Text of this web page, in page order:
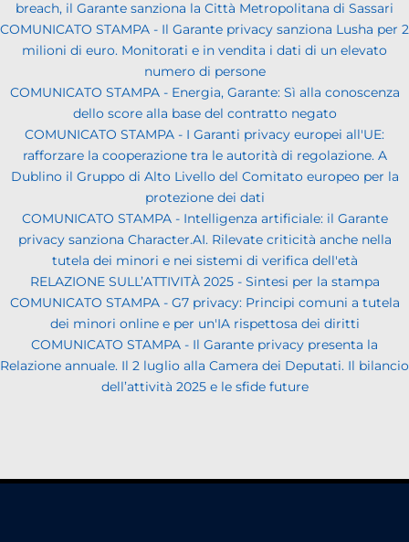
breach, il Garante sanziona la Città Metropolitana di Sassari
COMUNICATO STAMPA - Il Garante privacy sanziona Lusha per 2
milioni di euro. Monitorati e in vendita i dati di un elevato
numero di persone
COMUNICATO STAMPA - Energia, Garante: Sì alla conoscenza
dello score alla base del contratto negato
COMUNICATO STAMPA - I Garanti privacy europei all'UE:
rafforzare la cooperazione tra le autorità di regolazione. A
Dublino il Gruppo di Alto Livello del Comitato europeo per la
protezione dei dati
COMUNICATO STAMPA - Intelligenza artificiale: il Garante
privacy sanziona Character.AI. Rilevate criticità anche nella
tutela dei minori e nei sistemi di verifica dell'età
RELAZIONE SULL’ATTIVITÀ 2025 - Sintesi per la stampa
COMUNICATO STAMPA - G7 privacy: Principi comuni a tutela
dei minori online e per un'IA rispettosa dei diritti
COMUNICATO STAMPA - Il Garante privacy presenta la
Relazione annuale. Il 2 luglio alla Camera dei Deputati. Il bilancio
dell’attività 2025 e le sfide future